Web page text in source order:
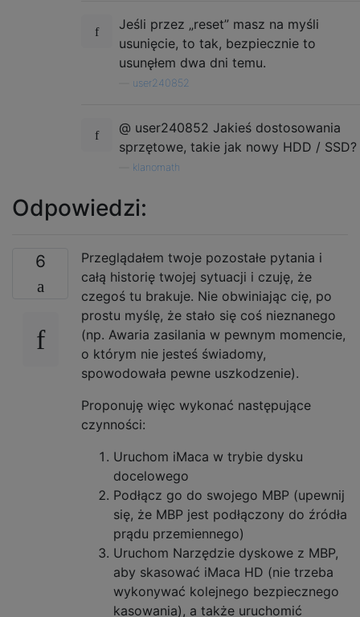
Jeśli przez „reset” masz na myśli
usunięcie, to tak, bezpiecznie to
usunęłem dwa dni temu.
user240852
@ user240852 Jakieś dostosowania
sprzętowe, takie jak nowy HDD / SSD?
klanomath
Odpowiedzi:
6
Przeglądałem twoje pozostałe pytania i
całą historię twojej sytuacji i czuję, że
czegoś tu brakuje. Nie obwiniając cię, po
prostu myślę, że stało się coś nieznanego
(np. Awaria zasilania w pewnym momencie,
o którym nie jesteś świadomy,
spowodowała pewne uszkodzenie).
Proponuję więc wykonać następujące
czynności:
Uruchom iMaca w trybie dysku
docelowego
Podłącz go do swojego MBP (upewnij
się, że MBP jest podłączony do źródła
prądu przemiennego)
Uruchom Narzędzie dyskowe z MBP,
aby skasować iMaca HD (nie trzeba
wykonywać kolejnego bezpiecznego
kasowania), a także uruchomić